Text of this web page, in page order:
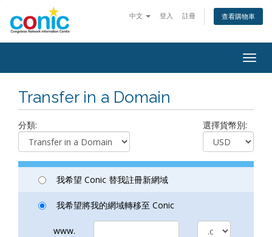
中文 登入 註冊 查看購物車
Transfer in a Domain
分類: 選擇貨幣別:
我希望 Conic 替我註冊新網域
我希望將我的網域轉移至 Conic
www.